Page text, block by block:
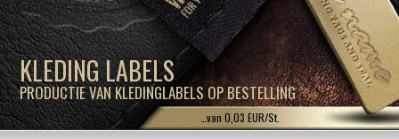
KLEDING LABELS
PRODUCTIE VAN KLEDINGLABELS OP BESTELLING
…van 0,03 EUR/St.